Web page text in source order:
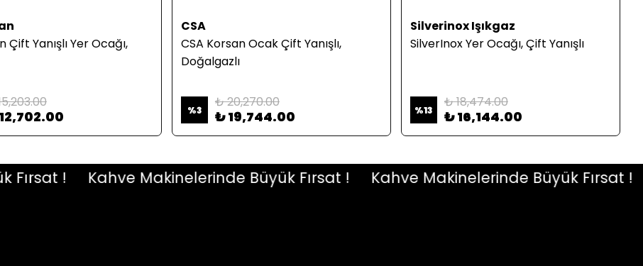
Çift Yanışlı Yer Ocağı,
CSA
CSA Korsan Ocak Çift Yanışlı,
Doğalgazlı
%3 ₺ 20,270.00
₺ 19,744.00
Silverinox Işıkgaz
SilverInox Yer Ocağı, Çift Yanışlı
%13 ₺ 18,474.00
₺ 16,144.00
! Kahve Makinelerinde Büyük Fırsat ! Kahve Makinelerinde Büyük Fırsat !